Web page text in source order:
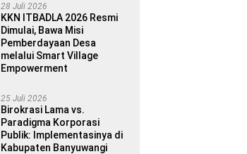
28 Juli 2026
KKN ITBADLA 2026 Resmi
Dimulai, Bawa Misi
Pemberdayaan Desa
melalui Smart Village
Empowerment
25 Juli 2026
Birokrasi Lama vs.
Paradigma Korporasi
Publik: Implementasinya di
Kabupaten Banyuwangi